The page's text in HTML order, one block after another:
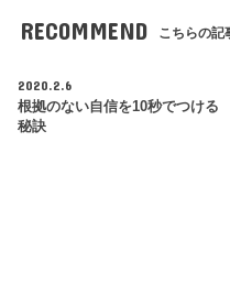
RECOMMEND こちらの記
2020.2.6
根拠のない自信を10秒でつける
秘訣